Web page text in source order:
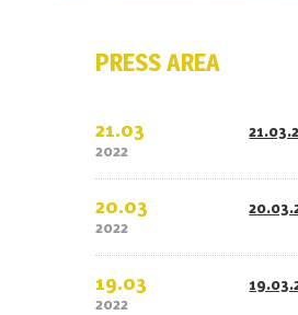
PRESS AREA
21.03
2022
20.03
2022
19.03
2022